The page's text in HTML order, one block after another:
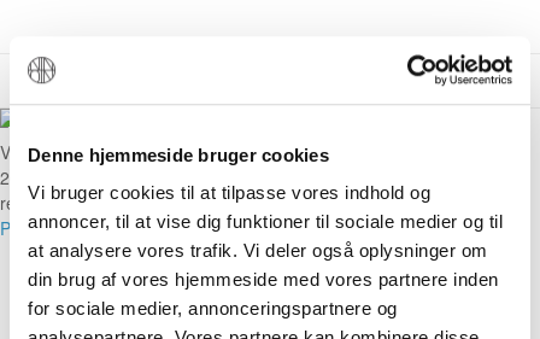
Denne hjemmeside bruger cookies
Vi bruger cookies til at tilpasse vores indhold og
annoncer, til at vise dig funktioner til sociale medier og til
at analysere vores trafik. Vi deler også oplysninger om
din brug af vores hjemmeside med vores partnere inden
for sociale medier, annonceringspartnere og
Vi er aktiv medlem af den internationale brancheforening FIAT-IFTA.
2020 NORDIC FUNERAL. CVR. 35890688. All Rights
reserved.
Privatlivspolitik
Min konto Se kurv